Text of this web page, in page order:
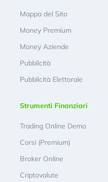
Mappa del Sito
Money Premium
Money Aziende
Pubblicità
Pubblicità Elettorale
Strumenti Finanziari
Trading Online Demo
Corsi (Premium)
Broker Online
Criptovalute